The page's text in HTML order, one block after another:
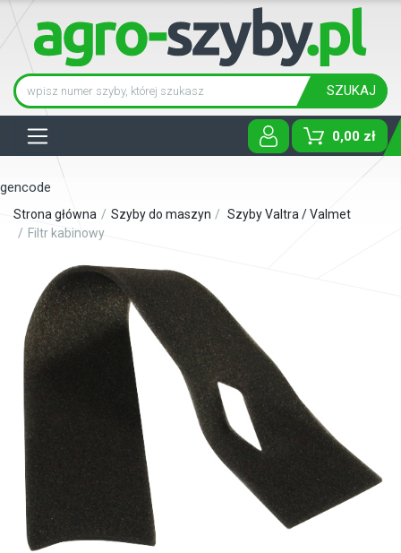
SZUKAJ
0,00 zł
gencode
Strona główna Szyby do maszyn
Szyby Valtra / Valmet
Filtr kabinowy